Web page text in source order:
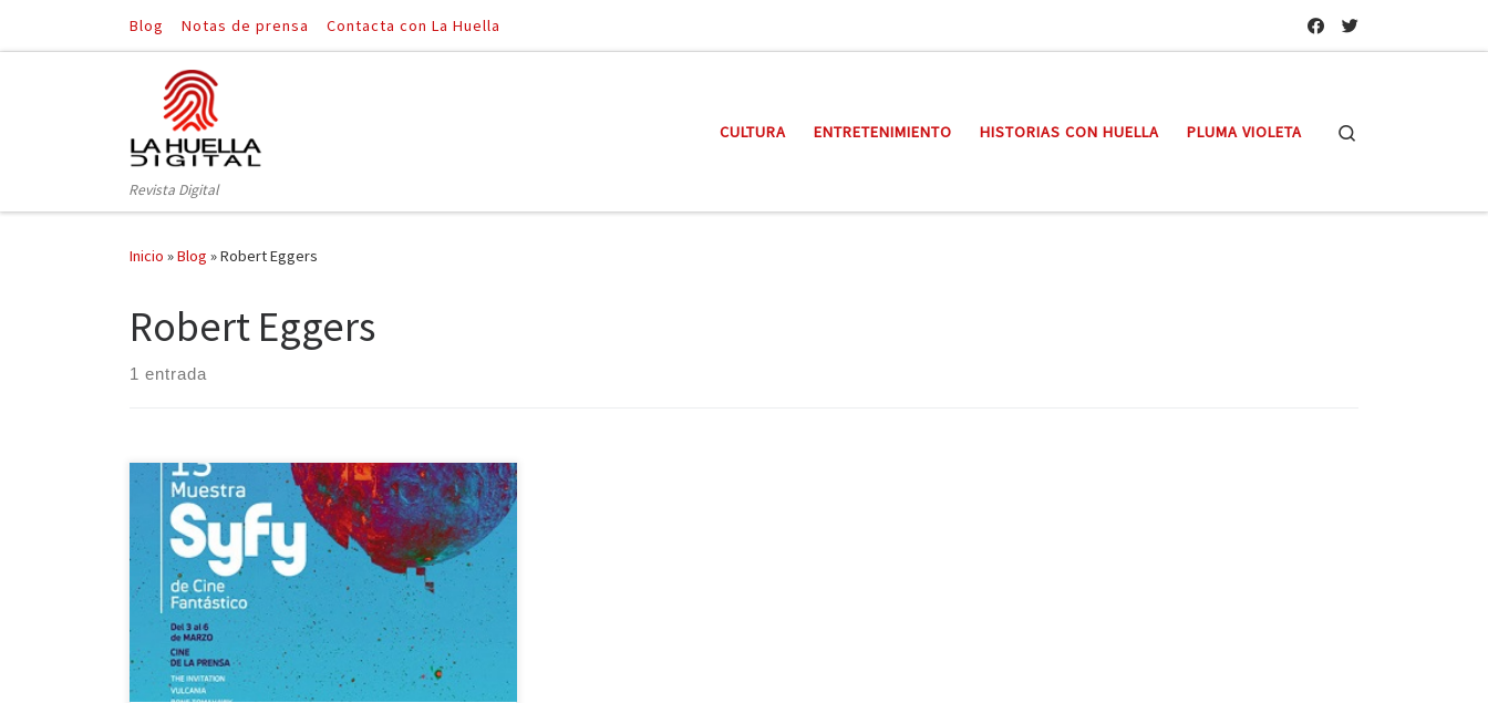
Saltar al contenido
Blog Notas de prensa Contacta con La Huella
Revista Digital
CULTURA ENTRETENIMIENTO HISTORIAS CON HUELLA PLUMA VIOLETA
Inicio »Blog »Robert Eggers
Robert Eggers
1 entrada
Para los amantes del cine fantástico y de ciencia
ficción, esta es su semana grande y es que entre los
días 3 y 6 de marzo, se celebra en el Palacio de la
Prensa de Madrid, la decimotercera Muestra de Cine
Fantástico de Syfy. En ella se proyectarán algunas de
[…]